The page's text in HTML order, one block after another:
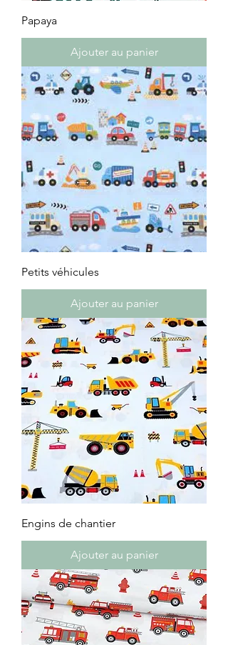
Papaya
Ajouter au panier
Petits véhicules
Ajouter au panier
Engins de chantier
Ajouter au panier